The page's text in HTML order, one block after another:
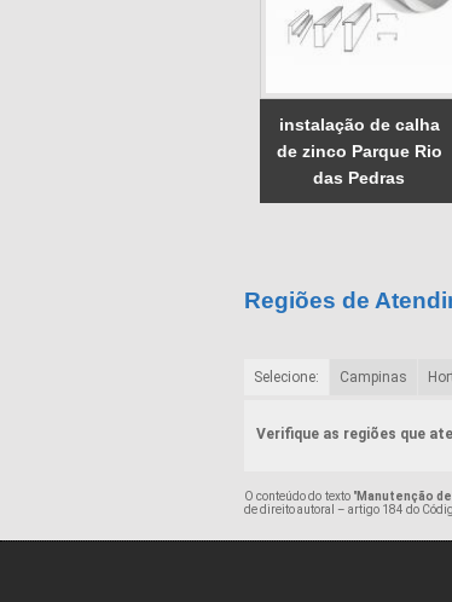
instalação de calha
de zinco Parque Rio
das Pedras
Regiões de
Selecione: Campinas
Verifique as regiões que
O conteúdo do texto "Manutenção
de direito autoral – artigo 184 do